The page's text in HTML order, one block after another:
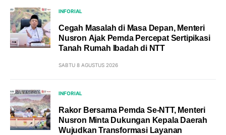
INFORIAL
Cegah Masalah di Masa Depan, Menteri
Nusron Ajak Pemda Percepat Sertipikasi
Tanah Rumah Ibadah di NTT
SABTU 8 AGUSTUS 2026
INFORIAL
Rakor Bersama Pemda Se-NTT, Menteri
Nusron Minta Dukungan Kepala Daerah
Wujudkan Transformasi Layanan